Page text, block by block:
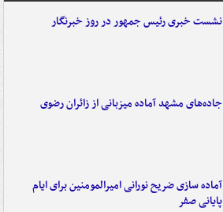
نشست خبری رئیس جمهور در روز خبرنگار
جاده‌های مشهد آماده میزبانی از زائران رضوی
آماده سازی ضریح نورانی امیرالمومنین برای ایام
پایانی صفر